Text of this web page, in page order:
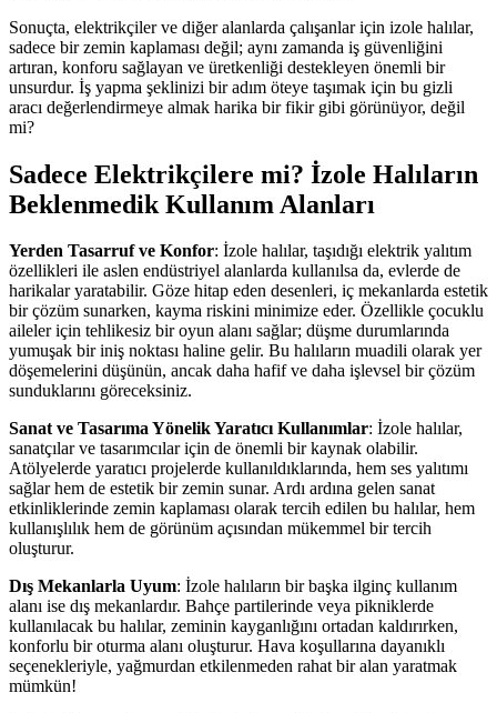
Sonuçta, elektrikçiler ve diğer alanlarda çalışanlar için izole halılar,
sadece bir zemin kaplaması değil; aynı zamanda iş güvenliğini
artıran, konforu sağlayan ve üretkenliği destekleyen önemli bir
unsurdur. İş yapma şeklinizi bir adım öteye taşımak için bu gizli
aracı değerlendirmeye almak harika bir fikir gibi görünüyor, değil
mi?
Sadece Elektrikçilere mi? İzole Halıların
Beklenmedik Kullanım Alanları
Yerden Tasarruf ve Konfor: İzole halılar, taşıdığı elektrik yalıtım
özellikleri ile aslen endüstriyel alanlarda kullanılsa da, evlerde de
harikalar yaratabilir. Göze hitap eden desenleri, iç mekanlarda estetik
bir çözüm sunarken, kayma riskini minimize eder. Özellikle çocuklu
aileler için tehlikesiz bir oyun alanı sağlar; düşme durumlarında
yumuşak bir iniş noktası haline gelir. Bu halıların muadili olarak yer
döşemelerini düşünün, ancak daha hafif ve daha işlevsel bir çözüm
sunduklarını göreceksiniz.
Sanat ve Tasarıma Yönelik Yaratıcı Kullanımlar: İzole halılar,
sanatçılar ve tasarımcılar için de önemli bir kaynak olabilir.
Atölyelerde yaratıcı projelerde kullanıldıklarında, hem ses yalıtımı
sağlar hem de estetik bir zemin sunar. Ardı ardına gelen sanat
etkinliklerinde zemin kaplaması olarak tercih edilen bu halılar, hem
kullanışlılık hem de görünüm açısından mükemmel bir tercih
oluşturur.
Dış Mekanlarla Uyum: İzole halıların bir başka ilginç kullanım
alanı ise dış mekanlardır. Bahçe partilerinde veya pikniklerde
kullanılacak bu halılar, zeminin kayganlığını ortadan kaldırırken,
konforlu bir oturma alanı oluşturur. Hava koşullarına dayanıklı
seçenekleriyle, yağmurdan etkilenmeden rahat bir alan yaratmak
mümkün!